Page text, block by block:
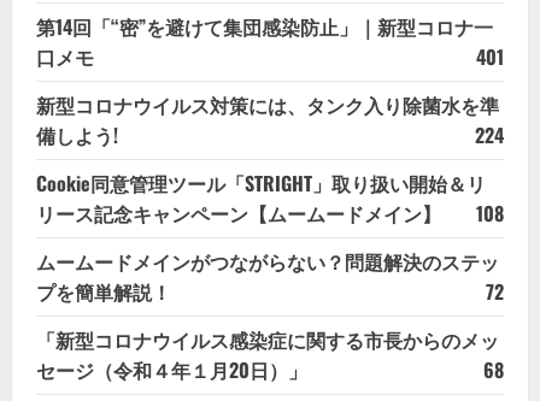
第14回「“密”を避けて集団感染防止」｜新型コロナ一
口メモ
401
新型コロナウイルス対策には、タンク入り除菌水を準
備しよう!
224
Cookie同意管理ツール「STRIGHT」取り扱い開始＆リ
リース記念キャンペーン【ムームードメイン】
108
ムームードメインがつながらない？問題解決のステッ
プを簡単解説！
72
「新型コロナウイルス感染症に関する市長からのメッ
セージ（令和４年１月20日）」
68